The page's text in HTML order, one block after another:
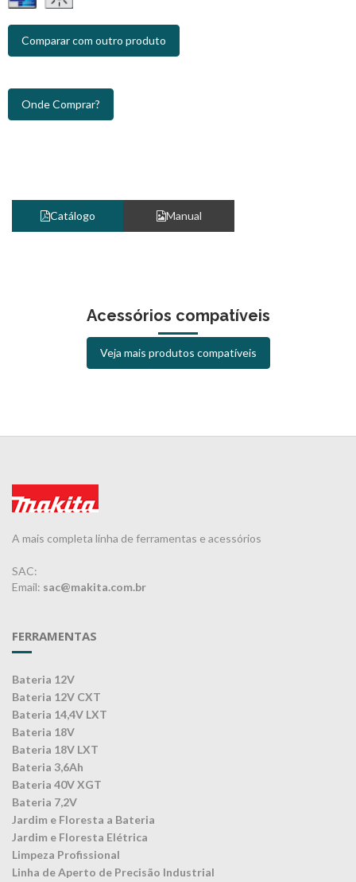
Comparar com outro produto
Onde Comprar?
Catálogo Manual
Acessórios compatíveis
Veja mais produtos compatíveis
A mais completa linha de ferramentas e acessórios
SAC:
Email: sac@makita.com.br
FERRAMENTAS
Bateria 12V
Bateria 12V CXT
Bateria 14,4V LXT
Bateria 18V
Bateria 18V LXT
Bateria 3,6Ah
Bateria 40V XGT
Bateria 7,2V
Jardim e Floresta a Bateria
Jardim e Floresta Elétrica
Limpeza Profissional
Linha de Aperto de Precisão Industrial